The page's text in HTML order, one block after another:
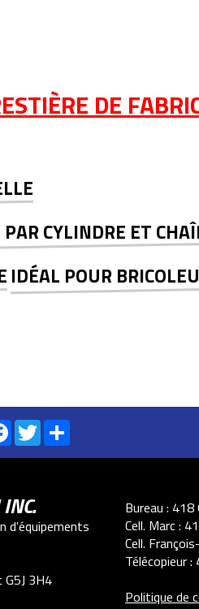
DE
CYLINDRE ET
IDÉAL POUR
Facebook
Twitter
d'équipements
G5J 3H4
Bureau : 418
Cell. Marc :
Cell.
Télécopieur :
Politique de